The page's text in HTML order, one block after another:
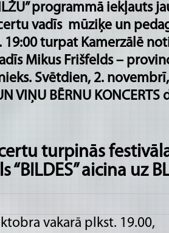
programmā iekļauts
vadīs mūziķe un
turpat Kamerzālē
Mikus Frišfelds –
Svētdien, 2.
VIŅU BĒRNU
turpinās festivāla
“BILDES” aicina uz
vakarā plkst. 19.00,